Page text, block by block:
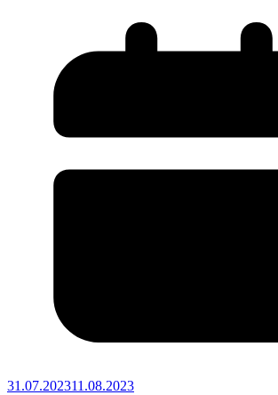
31.07.202311.08.2023